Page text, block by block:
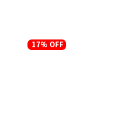
17% OFF